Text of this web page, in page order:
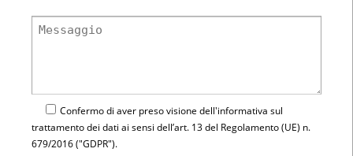
Confermo di aver preso visione dell'informativa sul
trattamento dei dati ai sensi dell’art. 13 del Regolamento (UE) n.
679/2016 ("GDPR").